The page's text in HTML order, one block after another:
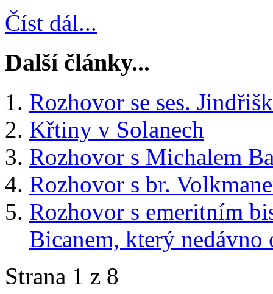
Číst dál...
Další články...
Rozhovor se ses.
Křtiny v Solanech
Rozhovor s Michalem
Rozhovor s br.
Rozhovor s emeritním
Bicanem, který
Strana 1 z 8